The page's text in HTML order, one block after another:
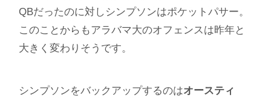
QBだったのに対しシンプソンはポケットパサー。
このことからもアラバマ大のオフェンスは昨年と
大きく変わりそうです。
シンプソンをバックアップするのはオースティ